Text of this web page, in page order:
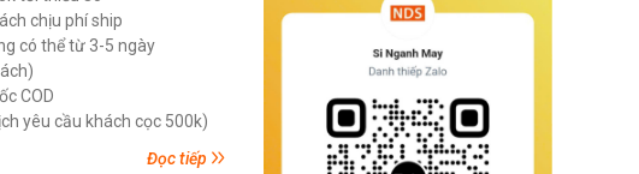
chịu phí ship
có thể từ 3-5 ngày
COD
yêu cầu khách cọc 500k)
Đọc tiếp